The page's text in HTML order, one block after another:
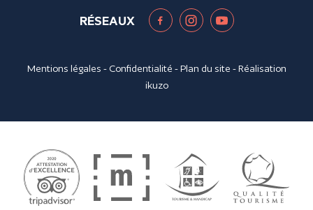
RÉSEAUX
Mentions légales - Confidentialité -Plan du site - Réalisation
ikuzo